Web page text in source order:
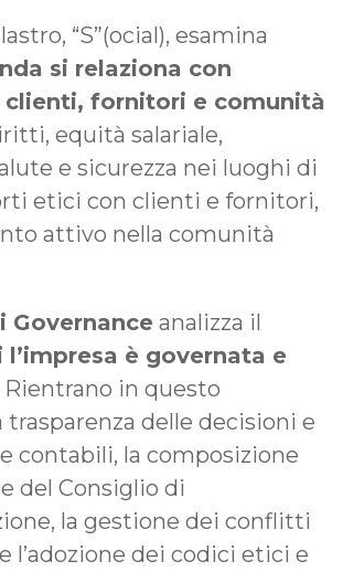
“S”(ocial), esamina
si relaziona con
fornitori e comunità
equità salariale,
e sicurezza nei luoghi di
etici con clienti e fornitori,
attivo nella comunità
Governance analizza il
è governata e
Rientrano in questo
trasparenza delle decisioni e
contabili, la composizione
del Consiglio di
la gestione dei conflitti
l’adozione dei codici etici e